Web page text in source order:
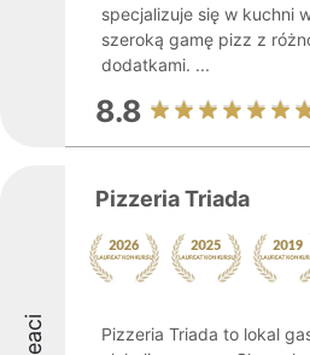
specjalizuje się w kuchni
szeroką gamę pizz z
dodatkami. ...
8.8
Pizzeria Triada
Pizzeria Triada to lokal